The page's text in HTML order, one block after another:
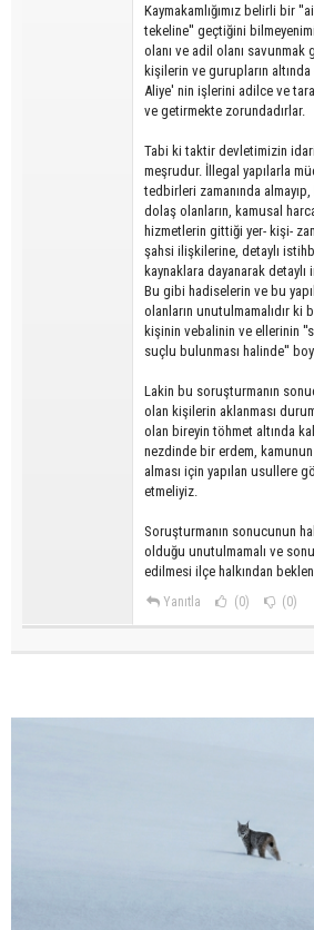
Kaymakamlığımız belirli bir
tekeline'' geçtiğini
olanı ve adil olanı
kişilerin ve gurupların
Aliye' nin işlerini adilce ve
ve getirmekte zorundadırlar.
Tabi ki taktir devletimizin
meşrudur. İllegal yapılarla
tedbirleri zamanında
dolaş olanların, kamusal
hizmetlerin gittiği yer- kişi-
şahsi ilişkilerine, detaylı
kaynaklara dayanarak
Bu gibi hadiselerin ve bu
olanların unutulmamalıdır ki
kişinin vebalinin ve ellerinin
suçlu bulunması halinde''
Lakin bu soruşturmanın
olan kişilerin aklanması
olan bireyin töhmet altında
nezdinde bir erdem,
alması için yapılan usullere
etmeliyiz.
Soruşturmanın sonucunun
olduğu unutulmamalı ve
edilmesi ilçe halkından
Yanıtla (0) (0)